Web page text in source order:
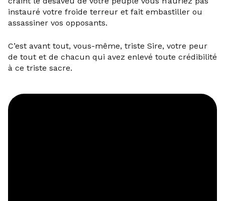
instauré votre froide terreur et fait embastiller ou
assassiner vos opposants.
C’est avant tout, vous-même, triste Sire, votre peur
de tout et de chacun qui avez enlevé toute crédibilité
à ce triste sacre.